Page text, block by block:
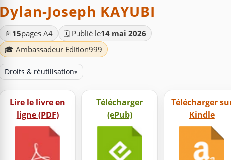
Dylan-Joseph KAYUBI
📄 15pages A4 🗓️ Publié le14 mai 2026
🎓 Ambassadeur Edition999
Droits & réutilisation▾
Lire le livre en
ligne (PDF)
Télécharger
(ePub)
Télécharger
Kindle